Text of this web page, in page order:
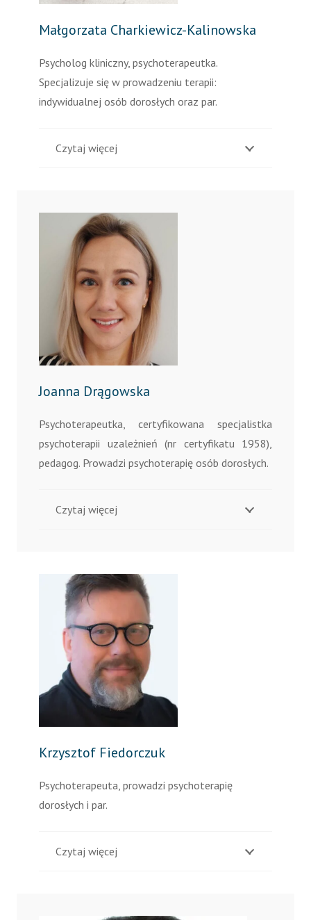
Małgorzata Charkiewicz-Kalinowska
Psycholog kliniczny, psychoterapeutka.
Specjalizuje się w prowadzeniu terapii:
indywidualnej osób dorosłych oraz par.
Czytaj więcej
Joanna Drągowska
Psychoterapeutka, certyfikowana specjalistka
psychoterapii uzależnień (nr certyfikatu 1958),
pedagog. Prowadzi psychoterapię osób dorosłych.
Czytaj więcej
Krzysztof Fiedorczuk
Psychoterapeuta, prowadzi psychoterapię
dorosłych i par.
Czytaj więcej